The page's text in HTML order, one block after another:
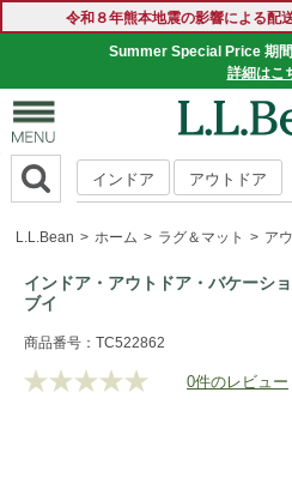
令和８年熊本地震の影響による配
Summer Special Price 期間
詳細はこ
インドア アウトドア
L.L.Bean ホーム ラグ＆マット ア
インドア・アウトドア・バケーシ
ブイ
https://www.llbean.co.jp/
商品番号：TC522862
評
0件のレビュー